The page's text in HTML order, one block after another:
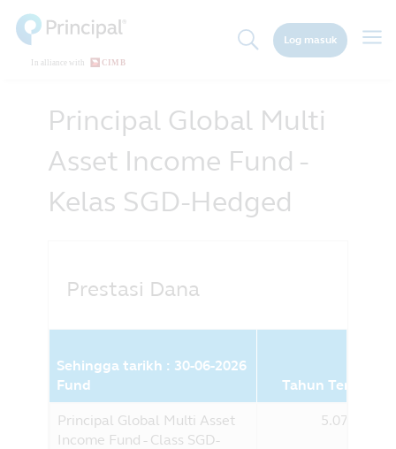
main
content
Log masuk
Principal Global Multi
Asset Income Fund -
Kelas SGD-Hedged
Prestasi Dana
Sehingga tarikh : 30-06-2026
Fund
Tahun Terkini
Principal Global Multi Asset
Income Fund - Class SGD-
5.07%